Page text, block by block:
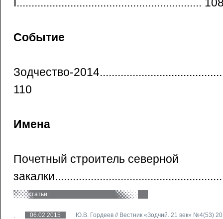
Событие
Зодчество-
110
Имена
Почетный строитель северной
статьи:
06.02.2015 Ю.В. Гордеев // Вестник «Зодчий. 21 век» №4(53)